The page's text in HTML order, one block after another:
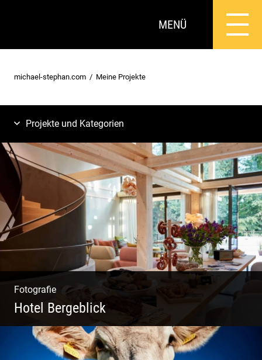
MENÜ
michael-stephan.com Meine Projekte
Projekte und Kategorien
Fotografie
Hotel Bergeblick
Zweites Shooting für das Designhotel in Bad